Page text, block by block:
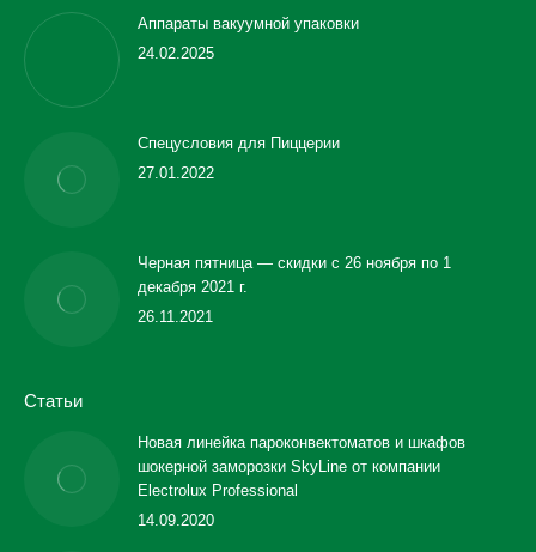
Аппараты вакуумной упаковки
24.02.2025
Спецусловия для Пиццерии
27.01.2022
Черная пятница — скидки с 26 ноября по 1
декабря 2021 г.
26.11.2021
Статьи
Новая линейка пароконвектоматов и шкафов
шокерной заморозки SkyLine от компании
Electrolux Professional
14.09.2020